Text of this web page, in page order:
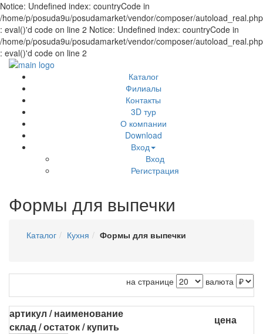
Notice: Undefined index: countryCode in
/home/p/posuda9u/posudamarket/vendor/composer/
: eval()'d code on line 2 Notice: Undefined index: countryCode in
/home/p/posuda9u/posudamarket/vendor/composer/
: eval()'d code on line 2
Каталог
Филиалы
Контакты
3D тур
О компании
Download
Вход
Вход
Регистрация
Формы для выпечки
Каталог Кухня Формы для выпечки
на странице валюта
артикул / наименование
склад / остаток / купить
цена